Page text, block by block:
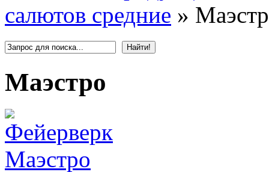
салютов средние »
Маэстро